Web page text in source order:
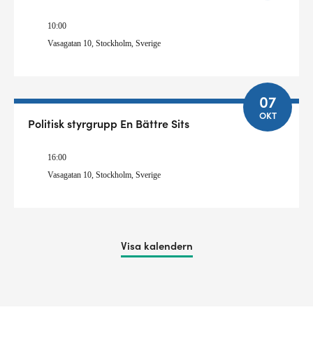
10:00
Vasagatan 10, Stockholm, Sverige
07
OKT
Politisk styrgrupp En Bättre Sits
16:00
Vasagatan 10, Stockholm, Sverige
Visa kalendern